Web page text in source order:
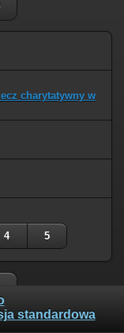
charytatywny w
4 5
standardowa